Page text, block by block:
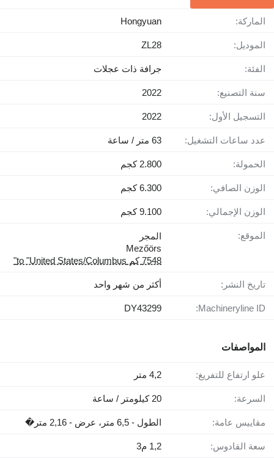
الماركة: Hongyuan
الموديل: ZL28
الفئة: جرافة ذات عجلات
سنة التصنيع: 2022
التسجيل الأول: 2022
عدد ساعات التشغيل: 63 متر / ساعة
الحمولة: 2.800 كجم
الوزن الصافي: 6.300 كجم
الوزن الإجمالي: 9.100 كجم
الموقع:
المجر
Mezőörs
7548 كم to "United States/Columbus"
تاريخ النشر: أكثر من شهر واحد
Machineryline ID:
DY43299
المواصفات
علو ارتفاع للتفريغ: 4,2 متر
السرعة: 20 كيلومتر / ساعة
مقاييس عامة: الطول - 6,5 متر، عرض - 2,16 متر�
سعة القادوس: 1,2 م3